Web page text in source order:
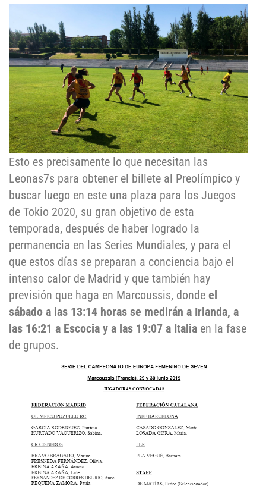
Esto es precisamente lo que necesitan las
Leonas7s para obtener el billete al Preolímpico y
buscar luego en este una plaza para los Juegos
de Tokio 2020, su gran objetivo de esta
temporada, después de haber logrado la
permanencia en las Series Mundiales, y para el
que estos días se preparan a conciencia bajo el
intenso calor de Madrid y que también hay
previsión que haga en Marcoussis, donde el
sábado a las 13:14 horas se medirán a Irlanda, a
las 16:21 a Escocia y a las 19:07 a Italia en la fase
de grupos.